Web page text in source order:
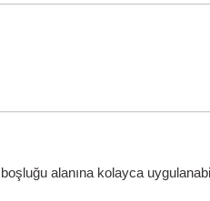
alanına kolayca